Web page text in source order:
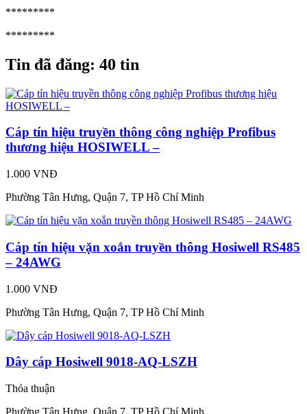
*********
*********
Tin đã đăng: 40 tin
Cáp tín hiệu truyền thông công nghiệp Profibus
thương hiệu HOSIWELL –
1.000 VNĐ
Phường Tân Hưng, Quận 7, TP Hồ Chí Minh
Cáp tín hiệu vặn xoắn truyền thông Hosiwell RS485
– 24AWG
1.000 VNĐ
Phường Tân Hưng, Quận 7, TP Hồ Chí Minh
Dây cáp Hosiwell 9018-AQ-LSZH
Thỏa thuận
Phường Tân Hưng, Quận 7, TP Hồ Chí Minh